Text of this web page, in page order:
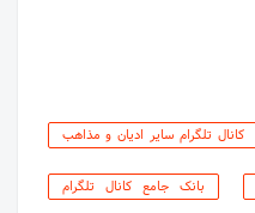
کانال تلگرام سایر ادیان و مذاهب
بانک جامع کانال تلگرام